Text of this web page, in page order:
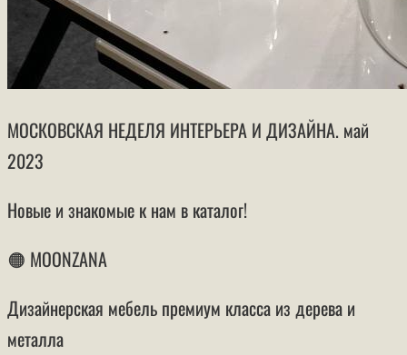
МОСКОВСКАЯ НЕДЕЛЯ ИНТЕРЬЕРА И ДИЗАЙНА. май
2023
Новые и знакомые к нам в каталог!
🟠 MOONZANA
Дизайнерская мебель премиум класса из дерева и
металла